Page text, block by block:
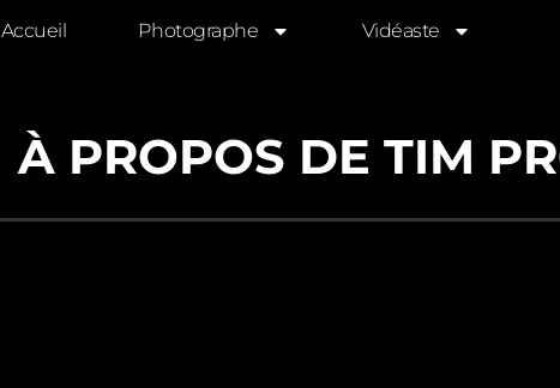
Accueil Photographe Vidéaste
À PROPOS DE TIM